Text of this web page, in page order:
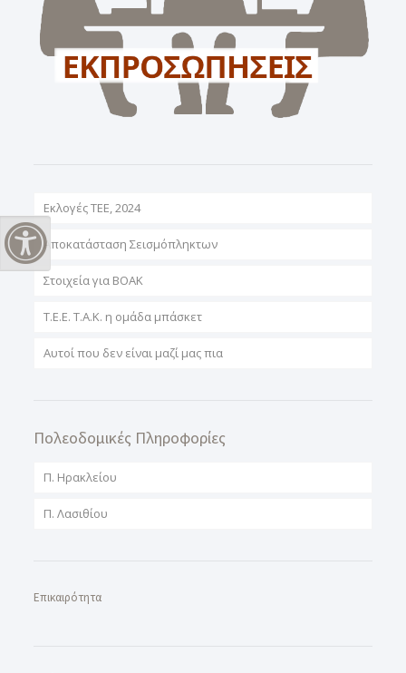
Εναλλαγή Υψηλής Αντίθεσης
Εκλογές ΤΕΕ, 2024
Αποκατάσταση Σεισμόπληκτων
Στοιχεία για ΒΟΑΚ
T.E.E. T.A.K. η ομάδα μπάσκετ
Αυτοί που δεν είναι μαζί μας πια
Πολεοδομικές Πληροφορίες
Π. Ηρακλείου
Π. Λασιθίου
Επικαιρότητα